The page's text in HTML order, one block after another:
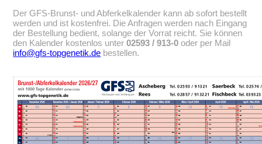
Der GFS-Brunst- und Abferkelkalender kann ab sofort bestellt
werden und ist kostenfrei. Die Anfragen werden nach Eingang
der Bestellung bedient, solange der Vorrat reicht. Sie können
den Kalender kostenlos unter02593 / 913-0 oder per Mail
info@gfs-topgenetik.de bestellen.